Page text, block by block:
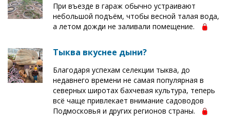
При въезде в гараж обычно устраивают
небольшой подъём, чтобы весной талая вода,
а летом дожди не заливали помещение.
Тыква вкуснее дыни?
Благодаря успехам селекции тыква, до
недавнего времени не самая популярная в
северных широтах бахчевая культура, теперь
всё чаще привлекает внимание садоводов
Подмосковья и других регионов страны.